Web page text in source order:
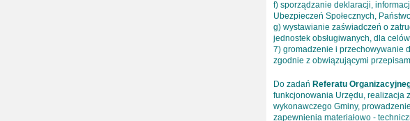
f) sporządzanie deklaracji,
Ubezpieczeń Społecznych,
g) wystawianie zaświadczeń o
jednostek obsługiwanych, dla
7) gromadzenie i przechowywanie
zgodnie z obwiązującymi
Do zadań Referatu
funkcjonowania Urzędu, realizacja
wykonawczego Gminy,
zapewnienia materiałowo -